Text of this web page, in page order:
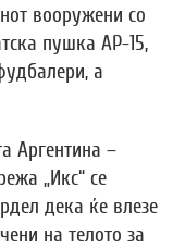
вооружени со
пушка АР-15,
а
Аргентина –
„Икс“ се
дека ќе влезе
на телото за